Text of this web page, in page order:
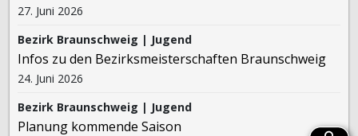
27. Juni 2026
Bezirk Braunschweig | Jugend
Infos zu den Bezirksmeisterschaften Braunschweig
24. Juni 2026
Bezirk Braunschweig | Jugend
Planung kommende Saison